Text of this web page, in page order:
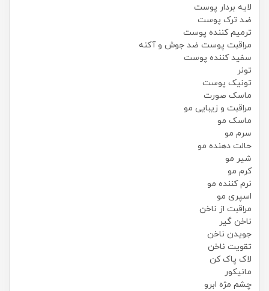
لایه بردار پوست
ضد ترک پوست
ترمیم کننده پوست
مراقبت پوست ضد جوش و آکنه
سفید کننده پوست
تونر
تونیک پوست
ماسک صورت
مراقبت و زیبایی مو
ماسک مو
سرم مو
حالت دهنده مو
شیر مو
کرم مو
نرم کننده مو
اسپری مو
مراقبت از ناخن
ناخن گیر
جویدن ناخن
تقویت ناخن
لاک پاک کن
مانیکور
چشم مژه ابرو